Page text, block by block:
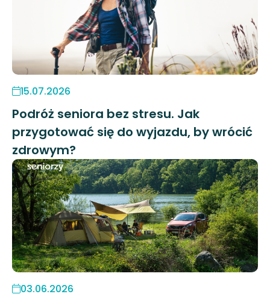
15.07.2026
Podróż seniora bez stresu. Jak
przygotować się do wyjazdu, by wrócić
zdrowym?
03.06.2026